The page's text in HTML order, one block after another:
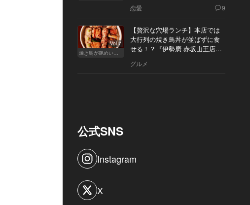
恋愛 9
Vol.7
焼き鳥が艶めいてきた
【贅沢な穴場ランチ】本店では
大行列の焼き鳥丼が並ばずに食
せる！？『伊勢廣 赤坂山王店』
グルメ
公式SNS
Instagram
X